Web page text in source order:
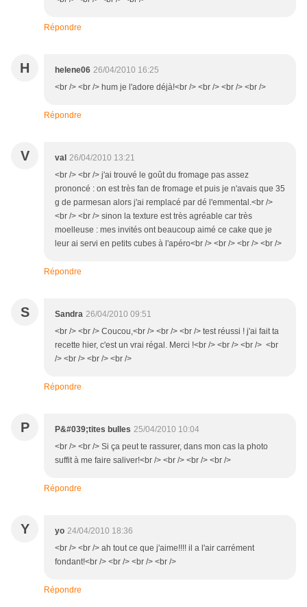
Répondre
H helene06 26/04/2010 16:25
<br /> <br /> hum je l'adore déjà!<br /> <br /> <br /> <br />
Répondre
V val 26/04/2010 13:21
<br /> <br /> j'ai trouvé le goût du fromage pas assez
prononcé : on est très fan de fromage et puis je n'avais que 35
g de parmesan alors j'ai remplacé par dé l'emmental.<br />
<br /> <br /> sinon la texture est très agréable car très
moelleuse : mes invités ont beaucoup aimé ce cake que je
leur ai servi en petits cubes à l'apéro<br /> <br /> <br /> <br />
Répondre
S Sandra 26/04/2010 09:51
<br /> <br /> Coucou,<br /> <br /> <br /> test réussi ! j'ai fait ta
recette hier, c'est un vrai régal. Merci !<br /> <br /> <br /> <br
/> <br /> <br /> <br />
Répondre
P P&#039;tites bulles 25/04/2010 10:04
<br /> <br /> Si ça peut te rassurer, dans mon cas la photo
suffit à me faire saliver!<br /> <br /> <br /> <br />
Répondre
Y yo 24/04/2010 18:36
<br /> <br /> ah tout ce que j'aime!!!! il a l'air carrément
fondant!<br /> <br /> <br /> <br />
Répondre